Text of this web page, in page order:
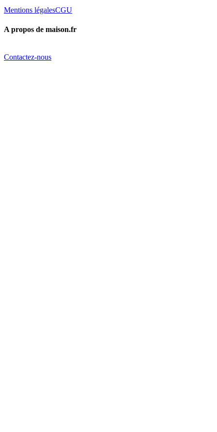
Mentions légalesCGU
A propos de maison.fr
Contactez-nous